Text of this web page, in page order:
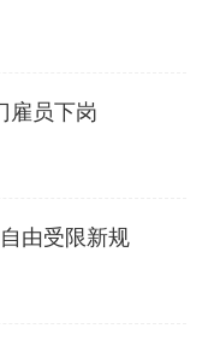
雇员下岗
由受限新规